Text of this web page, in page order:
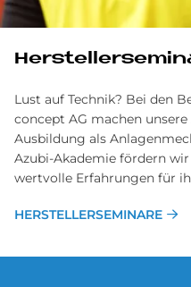
Lust auf Technik? Bei den
concept AG machen
Ausbildung als
Azubi-Akademie fördern
wertvolle Erfahrungen für
HERSTELLERSEMINARE